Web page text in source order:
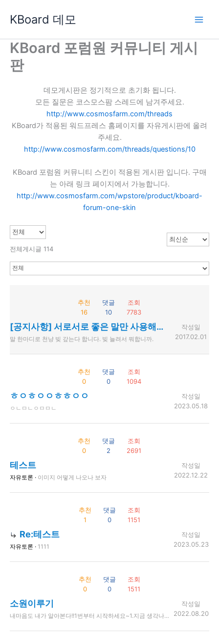
로
KBoard 데모
KBoard 포럼원 커뮤니티 게시
판
데모게시판은 정기적으로 초기화 됩니다.
모든 질문은 코스모스팜 스레드에 남겨주세요.
http://www.cosmosfarm.com/threads
KBoard가 적용된 워드프레스 홈페이지를 자유게시판에 올려
주세요.
http://www.cosmosfarm.com/threads/questions/10
KBoard 포럼원 커뮤니티 스킨이 적용된 게시판 입니다. 구매
는 아래 링크 페이지에서 가능합니다.
http://www.cosmosfarm.com/wpstore/product/kboard-
forum-one-skin
전체게시글 114
추천
16
댓글
10
조회
7783
[공지사항] 서로서로 좋은 말만 사용해주세요.
말 한마디로 천냥 빚 갚는다 합니다. 빚 늘려서 뭐합니까.
작성일
2017.02.01
추천
0
댓글
0
조회
1094
ㅎㅇㅎㅇㅇㅎㅎㅇㅇ
ㅇㄴㅁㄴㅇㅁㅁㄴ
작성일
2023.05.18
추천
0
댓글
2
조회
2691
테스트
자유토론 · 이미지 어떻게 나오나 보자
작성일
2022.12.22
추천
1
댓글
0
조회
1151
Re:테스트
자유토론 · 1111
작성일
2023.05.23
추천
0
댓글
0
조회
1511
소원이루기
내마음도 내가 알아본다!!1번부터 시작하세요~ ​ ​ 1.지금 생각나는 남자의 이름을 적으세요. ​ ​ 2.지금 생각나는 여자의 이름을 적으세요. ​ ​ 3.흰색,분홍색중 하나를 택하세요. ​ ​ 4회색,흰색,갈색,파란색,검은색중 하나를 택하세요. ​ ​ 5.백장미,튤립,붉은장미중 하나를 택하세요. ​ ​ 6.1~9까지 좋아하는 숫자를 고르세요. ​ ​ 7.해변과 산중 하나를 고르세요. ​ ​ 8.자기 나이를 적으세요. ​ ​ 9소원을 비세요................................... ​ ​ ~~~~~~~~~~~~~~~~~~~~~~~~~~~~~~~~~~~~~~~~ ​ ​ 해석.. ​ ​ ~~~~~~~~~~~~~~~~~~~~~~~~~~~~~~~~~~~~~~~~~ ​ ​ 1.자신이 결혼하게 될 남자 ​ ​ 2.자신이 결혼할때 부케받게될 여자 ​ ​ 3.결혼식대 입을 드레스의 색 ​ ​ 4결혼식대 남자가 입을 턱시도의 색 ​ ​ 5.결혼식대 꾸며지게 될 꽃 ​ ​ 6.결혼하기까지 걸리는 해 ​ ​ 7.해변은 수수하고 조용한 결혼식을,산은 화려하고 거창한 ​ ​ 결혼식 ​ ​ 8.한시간내에이 심리테스트를 자기 나이에서10을 뺀만큼 ​ ​ 다른곳에다 올리세요 ​ ​ 그려면 9번의 소원이 진짜로 이루어집니다........ ​ ​ 저도 소원을 이루기위하여 올리고 있습니다.. . ​ ​ .. 이글을 보시고 1시간 이내에 1번만 다른곳에 올리면 소원이 이루어집니다
작성일
2022.08.20